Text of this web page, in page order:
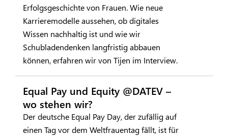
Erfolgsgeschichte von Frauen. Wie neue
Karrieremodelle aussehen, ob digitales
Wissen nachhaltig ist und wie wir
Schubladendenken langfristig abbauen
können, erfahren wir von Tijen im Interview.
Equal Pay und Equity @DATEV –
wo stehen wir?
Der deutsche Equal Pay Day, der zufällig auf
einen Tag vor dem Weltfrauentag fällt, ist für